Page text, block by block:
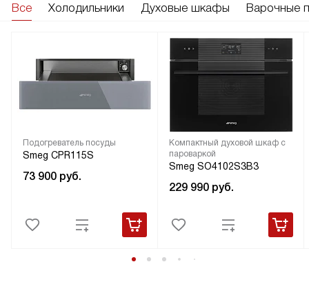
Все Холодильники Духовые шкафы Варочные
Подогреватель посуды
Smeg CPR115S
73 900 руб.
Компактный духовой шкаф с
пароваркой
Smeg SO4102S3B3
229 990 руб.